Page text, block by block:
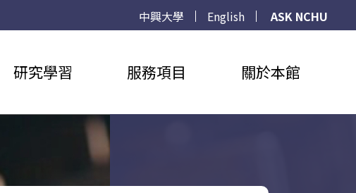
中興大學 English
ASK NCHU
研究學習 服務項目 關於本館